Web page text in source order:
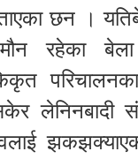
छन ।
रहेका
लेनिनबादी